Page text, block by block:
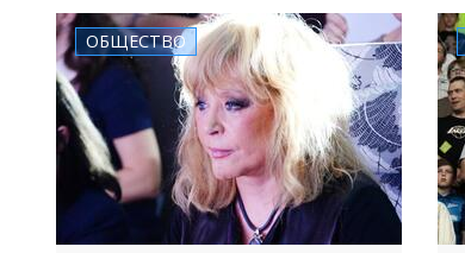
учебного года
ОБЩЕСТВО